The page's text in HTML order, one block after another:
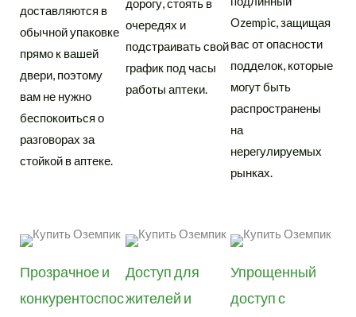
доставляются в
обычной упаковке
прямо к вашей
двери, поэтому
вам не нужно
беспокоиться о
разговорах за
стойкой в ​​аптеке.
дорогу, стоять в
очередях и
подстраивать свой
график под часы
работы аптеки.
Ozempic, защищая
вас от опасности
подделок, которые
могут быть
распространены
на
нерегулируемых
рынках.
Прозрачное и
конкурентоспос
Доступ для
жителей и
Упрощенный
доступ с